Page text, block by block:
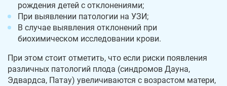
рождения детей с отклонениями;
При выявлении патологии на УЗИ;
В случае выявления отклонений при
биохимическом исследовании крови.
При этом стоит отметить, что если риски появления
различных патологий плода (синдромов Дауна,
Эдвардса, Патау) увеличиваются с возрастом матери,